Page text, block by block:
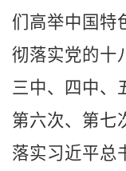
们 高举中国特
彻落实党的十
三中、四中、
第六次、第七
落实习近平总